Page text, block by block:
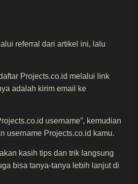
referral dari artikel ini, lalu
Projects.co.id melalui link
adalah kirim email ke
username”, kemudian
username Projects.co.id kamu.
kasih tips dan trik langsung
bisa tanya-tanya lebih lanjut di